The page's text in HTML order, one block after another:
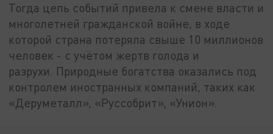
Тогда цепь событий привела к смене власти и
многолетней гражданской войне, в ходе
которой страна потеряла свыше 10 миллионов
человек - с учётом жертв голода и
разрухи. Природные богатства оказались под
контролем иностранных компаний, таких как
«Деруметалл», «Руссобрит», «Унион».